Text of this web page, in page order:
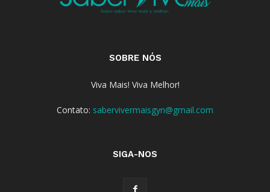
SOBRE NÓS
Viva Mais! Viva Melhor!
Contato: sabervivermaisgyn@gmail.com
SIGA-NOS